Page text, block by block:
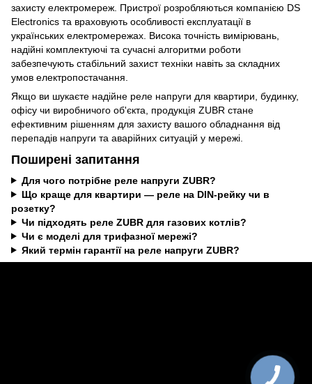
захисту електромереж. Пристрої розробляються компанією DS
Electronics та враховують особливості експлуатації в
українських електромережах. Висока точність вимірювань,
надійні комплектуючі та сучасні алгоритми роботи
забезпечують стабільний захист техніки навіть за складних
умов електропостачання.
Якщо ви шукаєте надійне реле напруги для квартири, будинку,
офісу чи виробничого об'єкта, продукція ZUBR стане
ефективним рішенням для захисту вашого обладнання від
перепадів напруги та аварійних ситуацій у мережі.
Поширені запитання
Для чого потрібне реле напруги ZUBR?
Що краще для квартири — реле на DIN-рейку чи в
розетку?
Чи підходять реле ZUBR для газових котлів?
Чи є моделі для трифазної мережі?
Який термін гарантії на реле напруги ZUBR?